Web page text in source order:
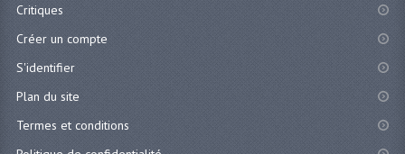
Critiques
Créer un compte
S'identifier
Plan du site
Termes et conditions